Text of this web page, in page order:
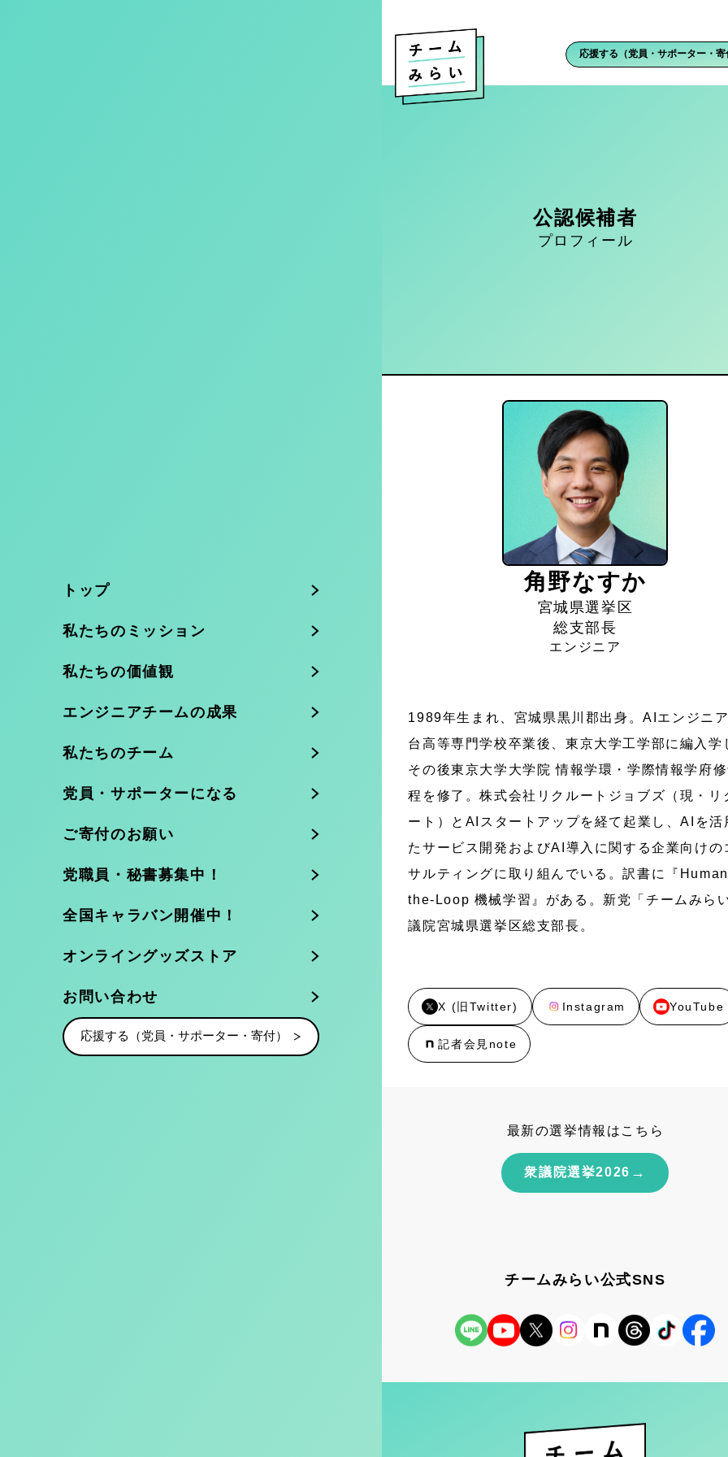
トップ
私たちのミッション
私たちの価値観
エンジニアチームの成果
私たちのチーム
党員・サポーターになる
ご寄付のお願い
党職員・秘書募集中！
全国キャラバン開催中！
オンライングッズストア
お問い合わせ
応援する（党員・サポーター・寄付）
応援する（党員・サポーター・寄
公認候補者
プロフィール
角野なすか
宮城県選挙区
総支部長
エンジニア
1989年生まれ、宮城県黒川郡出身。AIエンジニ
台高等専門学校卒業後、東京大学工学部に編入学
その後東京大学大学院 情報学環・学際情報学府
程を修了。株式会社リクルートジョブズ（現・リ
ート）とAIスタートアップを経て起業し、AIを活
たサービス開発およびAI導入に関する企業向けの
サルティングに取り組んでいる。訳書に『
the-Loop 機械学習』がある。新党「チームみら
議院宮城県選挙区総支部長。
X (旧Twitter) Instagram YouTube
記者会見note
最新の選挙情報はこちら
衆議院選挙2026 →
チームみらい公式SNS